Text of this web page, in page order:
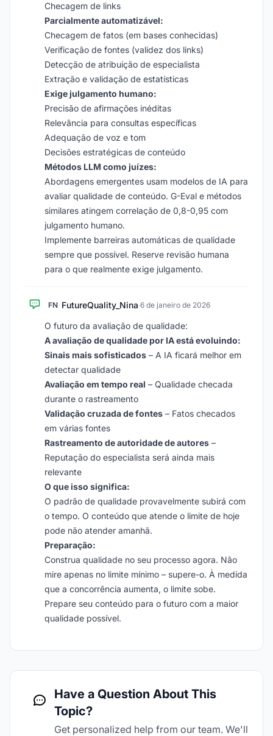
Checagem de links
Parcialmente automatizável:
Checagem de fatos (em bases conhecidas)
Verificação de fontes (validez dos links)
Detecção de atribuição de especialista
Extração e validação de estatísticas
Exige julgamento humano:
Precisão de afirmações inéditas
Relevância para consultas específicas
Adequação de voz e tom
Decisões estratégicas de conteúdo
Métodos LLM como juízes:
Abordagens emergentes usam modelos de IA para
avaliar qualidade de conteúdo. G-Eval e métodos
similares atingem correlação de 0,8-0,95 com
julgamento humano.
Implemente barreiras automáticas de qualidade
sempre que possível. Reserve revisão humana
para o que realmente exige julgamento.
FN FutureQuality_Nina·6 de janeiro de 2026
O futuro da avaliação de qualidade:
A avaliação de qualidade por IA está evoluindo:
Sinais mais sofisticados – A IA ficará melhor em
detectar qualidade
Avaliação em tempo real – Qualidade checada
durante o rastreamento
Validação cruzada de fontes – Fatos checados
em várias fontes
Rastreamento de autoridade de autores –
Reputação do especialista será ainda mais
relevante
O que isso significa:
O padrão de qualidade provavelmente subirá com
o tempo. O conteúdo que atende o limite de hoje
pode não atender amanhã.
Preparação:
Construa qualidade no seu processo agora. Não
mire apenas no limite mínimo – supere-o. À medida
que a concorrência aumenta, o limite sobe.
Prepare seu conteúdo para o futuro com a maior
qualidade possível.
Have a Question About This
Topic?
Get personalized help from our team. We'll